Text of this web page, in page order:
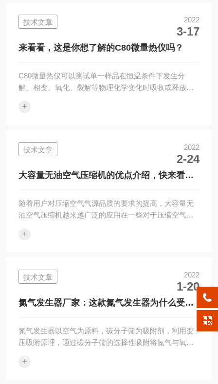
图、反应速率、结晶速率、高聚物结晶度、玻璃化转变
温度等多种表征结果。差示扫描量热仪的主要特点：1.
全新的炉体结构，更好的解析度和分辨率以及更好的基
线稳定性2.数字式气体质量流量计，精确控制吹扫气...
技术文章 2022
3-17
来看看，这是你想了解的C80微量热仪吗？
C80微量热仪可以测试单一样品在恒温条件下发生分
解、相变、氧化、裂解等物理化学变化时吸收或释放的
质混合、吸附、脱附或发生反应时产生的热量吸收或放
微量热仪采用三维量热(热电偶环绕在样品周围)来进行测
量，具有高灵敏度，适用于几乎所有的量热研究，特别
是在生命科学及医药研究、过程安全、能源和食品领
域。在过程安全方面，主要包括压力骤变的...
+
技术文章 2022
2-24
大容量无油空气压缩机的优点介绍，快来看看
随着用户对压缩空气气源品质的要求的提高，大容量无
油空气压缩机越来越广泛的应用在一些对于压缩空气气
医疗、汽车、化工等领域，要求水、油、尘、菌等达到
分析测试，实验室配套，各大院校实验室，研究所，环
境保护，卫生防疫等检测部门使用。2、无油，无水：无
油空压机解决了输出气体出油，出水现象。并备有放水
口，以便能及时地排出储气罐内滤出的水分。3、...
+
技术文章 2022
1-20
氮气发生器厂家：这款氮气发生器为什么受欢
氮气发生器以空气为原料，碳分子筛为吸附剂，利用变
压吸附原理，通过碳分子筛的选择性吸附将氮气与氧气
具有工艺流程简单、自动化程度高、产气快、能耗低、
+